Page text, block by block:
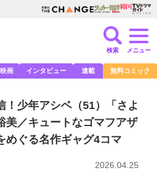
検索 メニュー
映画 インタビュー 連載 無料コミック
！少年アシベ（51）「さよ
美／キュートなゴマフアザ
めぐる名作ギャグ4コマ
2026.04.25